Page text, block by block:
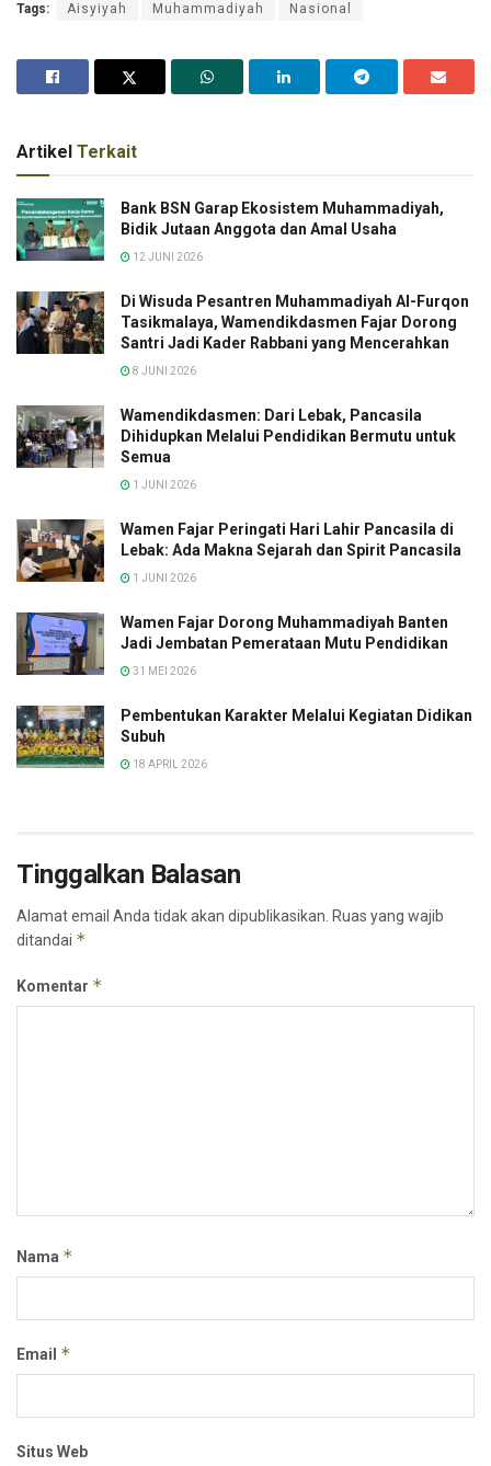
Tags: Aisyiyah Muhammadiyah Nasional
Artikel Terkait
Bank BSN Garap Ekosistem Muhammadiyah,
Bidik Jutaan Anggota dan Amal Usaha
12 JUNI 2026
Di Wisuda Pesantren Muhammadiyah Al-Furqon
Tasikmalaya, Wamendikdasmen Fajar Dorong
Santri Jadi Kader Rabbani yang Mencerahkan
8 JUNI 2026
Wamendikdasmen: Dari Lebak, Pancasila
Dihidupkan Melalui Pendidikan Bermutu untuk
Semua
1 JUNI 2026
Wamen Fajar Peringati Hari Lahir Pancasila di
Lebak: Ada Makna Sejarah dan Spirit Pancasila
1 JUNI 2026
Wamen Fajar Dorong Muhammadiyah Banten
Jadi Jembatan Pemerataan Mutu Pendidikan
31 MEI 2026
Pembentukan Karakter Melalui Kegiatan Didikan
Subuh
18 APRIL 2026
Tinggalkan Balasan
Alamat email Anda tidak akan dipublikasikan. Ruas yang wajib
ditandai *
Komentar *
Nama *
Email *
Situs Web